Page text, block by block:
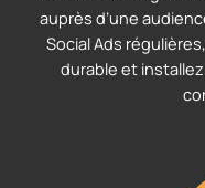
auprès d’une
Social Ads
durable et